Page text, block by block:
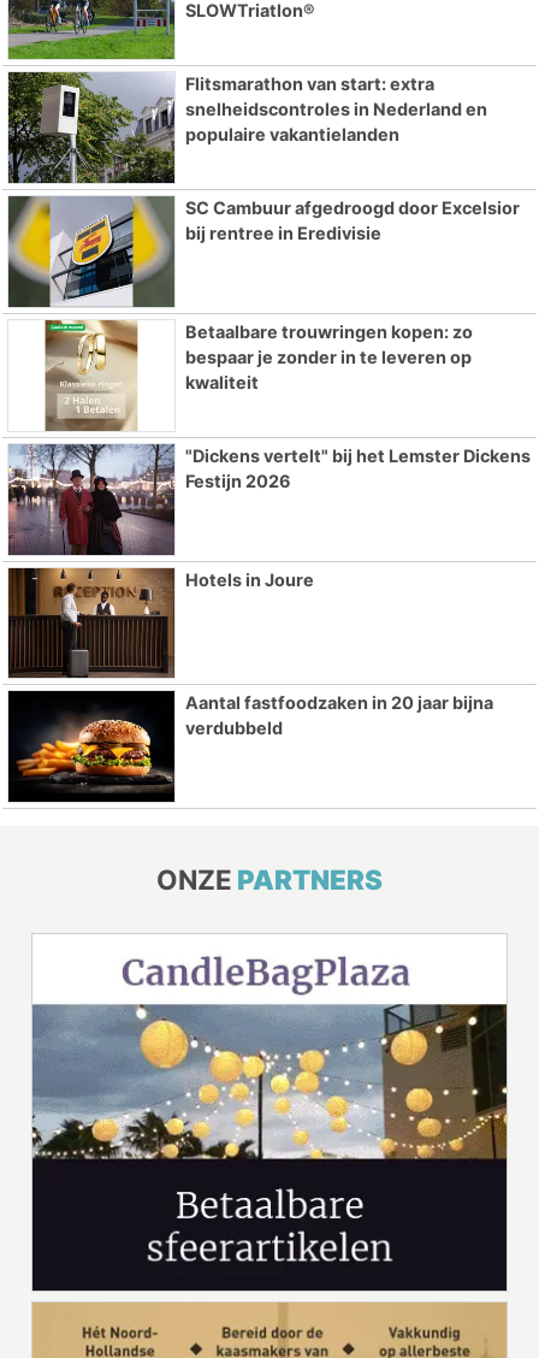
SLOWTriatlon®
Flitsmarathon van start: extra
snelheidscontroles in Nederland en
populaire vakantielanden
SC Cambuur afgedroogd door Excelsior
bij rentree in Eredivisie
Betaalbare trouwringen kopen: zo
bespaar je zonder in te leveren op
kwaliteit
"Dickens vertelt" bij het Lemster Dickens
Festijn 2026
Hotels in Joure
Aantal fastfoodzaken in 20 jaar bijna
verdubbeld
ONZE PARTNERS